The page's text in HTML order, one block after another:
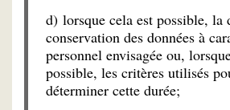
d) lorsque cela est possible, la
conservation des données à
personnel envisagée ou,
possible, les critères utilisés
déterminer cette durée;